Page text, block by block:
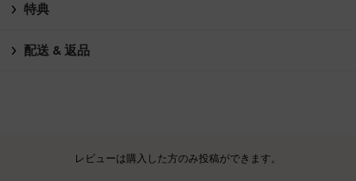
特典
配送 & 返品
レビューは購入した方のみ投稿ができます。